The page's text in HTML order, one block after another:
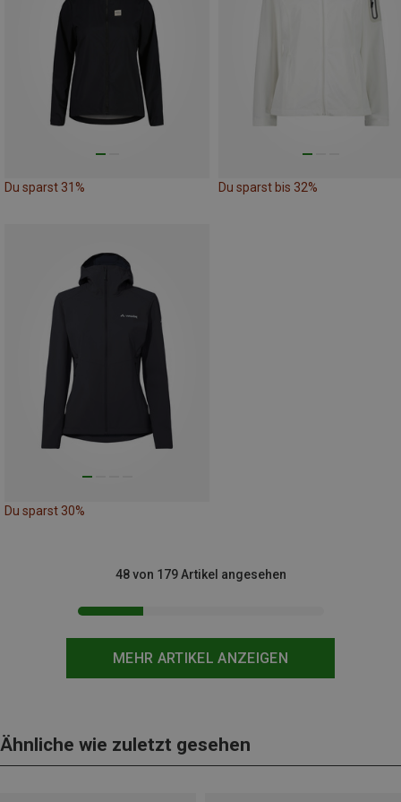
Du sparst 31% Du sparst bis 32%
Du sparst 30%
MEHR ARTIKEL ANZEIGEN
48 von 179 Artikel angesehen
Ähnliche wie zuletzt gesehen